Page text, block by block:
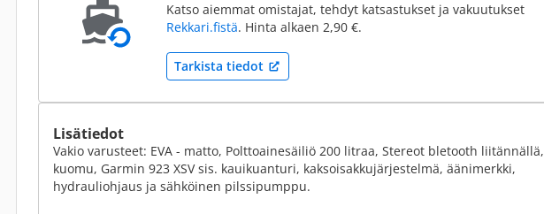
Katso aiemmat omistajat, tehdyt katsastukset ja vakuutukset
Rekkari.fistä. Hinta alkaen 2,90 €.
Tarkista tiedot
Lisätiedot
Vakio varusteet: EVA - matto, Polttoainesäiliö 200 litraa, Stereot bletooth liitännällä,
kuomu, Garmin 923 XSV sis. kauikuanturi, kaksoisakkujärjestelmä, äänimerkki,
hydrauliohjaus ja sähköinen pilssipumppu.